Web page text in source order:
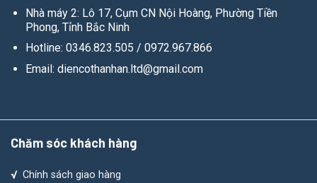
Nhà máy 2: Lô 17, Cụm CN Nội Hoàng, Phường Tiền
Phong, Tỉnh Bắc Ninh
Hotline: 0346.823.505 / 0972.967.866
Email: diencothanhan.ltd@gmail.com
Chăm sóc khách hàng
√ Chính sách giao hàng